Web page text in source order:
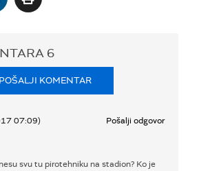
6
POŠALJI KOMENTAR
07:09)
Pošalji odgovor
svu tu pirotehniku na stadion? Ko je